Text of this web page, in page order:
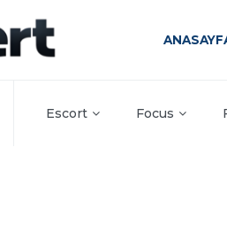
Escort Focus